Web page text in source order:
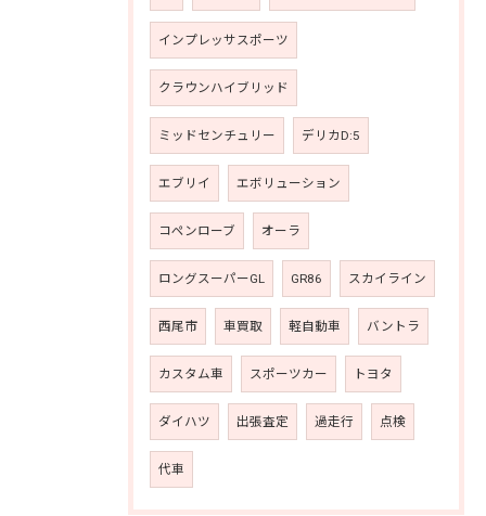
インプレッサスポーツ
クラウンハイブリッド
ミッドセンチュリー デリカD:5
エブリイ エボリューション
コペンローブ オーラ
ロングスーパーGL GR86 スカイライン
西尾市 車買取 軽自動車 バントラ
カスタム車 スポーツカー トヨタ
ダイハツ 出張査定 過走行 点検
代車